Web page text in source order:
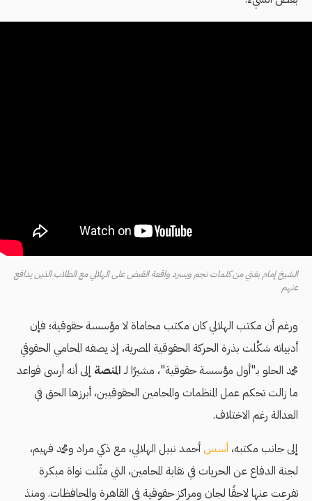
الشيخ إمام يغني من كلمات نجم ويسرد واقعة القبض على الهلالي مع الطلاب الذين يدافع
عنهم
ورغم أن مكتب الهلالي كان مكتب محاماة لا مؤسسة حقوقية؛ فإن
أدبياته شكَّلت بذرة الحركة الحقوقية المصرية، إذ يصفه المحامي الحقوقي
محمد الحلو بـ"أول مؤسسة حقوقية"، مشيرًا لـ المنصة إلى أنه أرسى قواعد
ما زالت تحكم عمل المنظمات والمحامين الحقوقيين، أبرزها الحق في
العدالة رغم الاختلاف.
إلى جانب مكتبه، أسسأحمد نبيل الهلالي، مع ذكي مراد ومحمد فهيم،
لجنة الدفاع عن الحريات في نقابة المحامين، التي مثّلت نواة مبكرة
تفرعت عنها لاحقًا لجان ومراكز حقوقية في القاهرة والمحافظات. ومنذ